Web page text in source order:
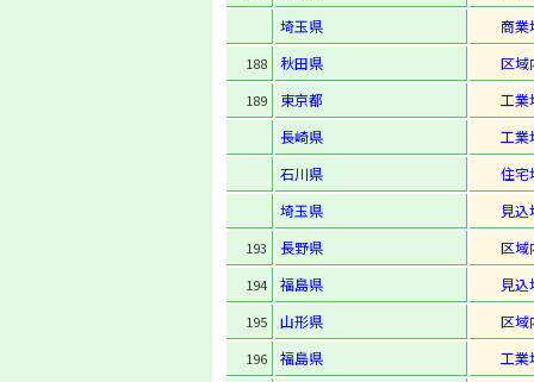
埼玉県
商業
188 秋田県 区域
189 東京都
工業
長崎県
工業
石川県
住宅
埼玉県
見込
193 長野県 区域
194 福島県 見込
195 山形県 区域
196 福島県 工業